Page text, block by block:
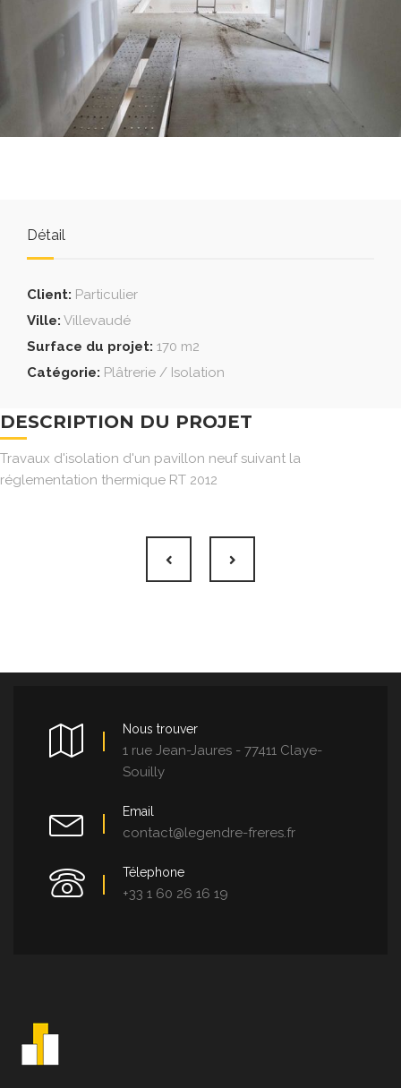
Détail
Client: Particulier
Ville: Villevaudé
Surface du projet: 170 m2
Catégorie: Plâtrerie / Isolation
DESCRIPTION DU PROJET
Travaux d'isolation d'un pavillon neuf suivant la
réglementation thermique RT 2012
Nous trouver
1 rue Jean-Jaures - 77411 Claye-
Souilly
Email
contact@legendre-freres.fr
Télephone
+33 1 60 26 16 19